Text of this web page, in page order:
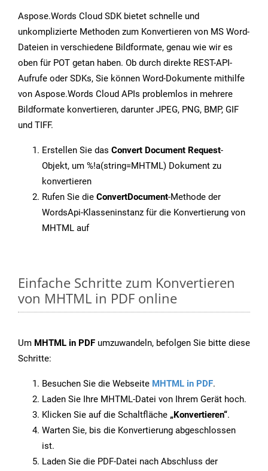
Aspose.Words Cloud SDK bietet schnelle und
unkomplizierte Methoden zum Konvertieren von MS Word-
Dateien in verschiedene Bildformate, genau wie wir es
oben für POT getan haben. Ob durch direkte REST-API-
Aufrufe oder SDKs, Sie können Word-Dokumente mithilfe
von Aspose.Words Cloud APIs problemlos in mehrere
Bildformate konvertieren, darunter JPEG, PNG, BMP, GIF
und TIFF.
Erstellen Sie das Convert Document Request-
Objekt, um %!a(string=MHTML) Dokument zu
konvertieren
Rufen Sie die ConvertDocument-Methode der
WordsApi-Klasseninstanz für die Konvertierung von
MHTML auf
Einfache Schritte zum Konvertieren
von MHTML in PDF online
Um MHTML in PDF umzuwandeln, befolgen Sie bitte diese
Schritte:
Besuchen Sie die Webseite MHTML in PDF.
Laden Sie Ihre MHTML-Datei von Ihrem Gerät hoch.
Klicken Sie auf die Schaltfläche „Konvertieren“.
Warten Sie, bis die Konvertierung abgeschlossen
ist.
Laden Sie die PDF-Datei nach Abschluss der